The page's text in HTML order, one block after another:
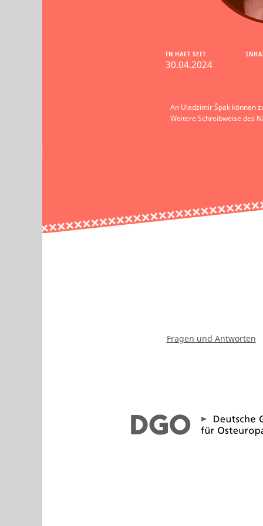
IN HAFT SEIT
30.04.2024
An Uladzimir Špak können
Weitere Schreibweise des
Fragen und Antworten